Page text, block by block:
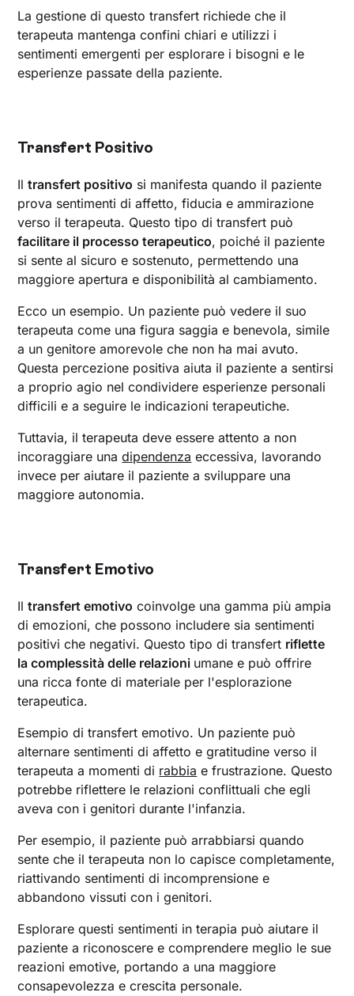
La gestione di questo transfert richiede che il
terapeuta mantenga confini chiari e utilizzi i
sentimenti emergenti per esplorare i bisogni e le
esperienze passate della paziente.
Transfert Positivo
Iltransfert positivo si manifesta quando il paziente
prova sentimenti di affetto, fiducia e ammirazione
verso il terapeuta. Questo tipo di transfert può
facilitare il processo terapeutico, poiché il paziente
si sente al sicuro e sostenuto, permettendo una
maggiore apertura e disponibilità al cambiamento.
Ecco un esempio. Un paziente può vedere il suo
terapeuta come una figura saggia e benevola, simile
a un genitore amorevole che non ha mai avuto.
Questa percezione positiva aiuta il paziente a sentirsi
a proprio agio nel condividere esperienze personali
difficili e a seguire le indicazioni terapeutiche.
Tuttavia, il terapeuta deve essere attento a non
incoraggiare unadipendenza eccessiva, lavorando
invece per aiutare il paziente a sviluppare una
maggiore autonomia.
Transfert Emotivo
Iltransfert emotivo coinvolge una gamma più ampia
di emozioni, che possono includere sia sentimenti
positivi che negativi. Questo tipo di transfert riflette
la complessità delle relazioni umane e può offrire
una ricca fonte di materiale per l'esplorazione
terapeutica.
Esempio di transfert emotivo. Un paziente può
alternare sentimenti di affetto e gratitudine verso il
terapeuta a momenti di rabbia e frustrazione. Questo
potrebbe riflettere le relazioni conflittuali che egli
aveva con i genitori durante l'infanzia.
Per esempio, il paziente può arrabbiarsi quando
sente che il terapeuta non lo capisce completamente,
riattivando sentimenti di incomprensione e
abbandono vissuti con i genitori.
Esplorare questi sentimenti in terapia può aiutare il
paziente a riconoscere e comprendere meglio le sue
reazioni emotive, portando a una maggiore
consapevolezza e crescita personale.